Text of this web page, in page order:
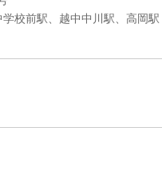
校前駅、越中中川駅、高岡駅